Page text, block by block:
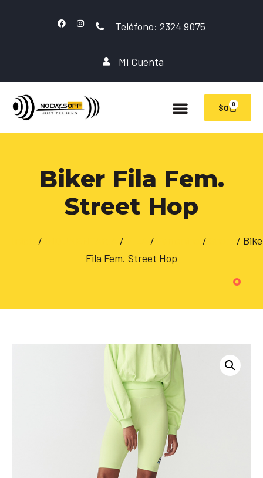
Teléfono: 2324 9075
Mi Cuenta
$0 0
Biker Fila Fem.
Street Hop
/ / / /
/
Fila Fem. Street Hop